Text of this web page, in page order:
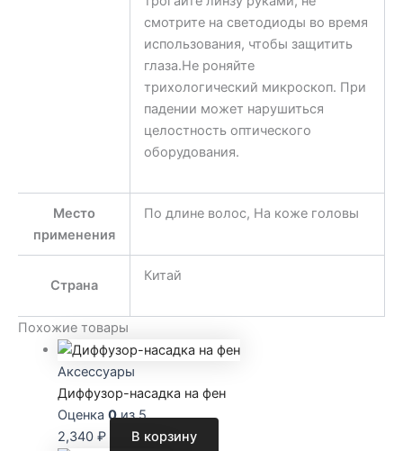
смотрите на светодиоды во время
использования, чтобы защитить
глаза.Не роняйте
трихологический микроскоп. При
падении может нарушиться
целостность оптического
оборудования.
Место
применения
По длине волос, На коже головы
Страна
Китай
Похожие товары
Аксессуары
Диффузор-насадка на фен
Оценка 0из 5
2,340 ₽ В корзину